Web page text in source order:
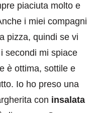
piaciuta molto e
i miei compagni
pizza, quindi se vi
secondi mi spiace
è ottima, sottile e
Io ho preso una
con insalata